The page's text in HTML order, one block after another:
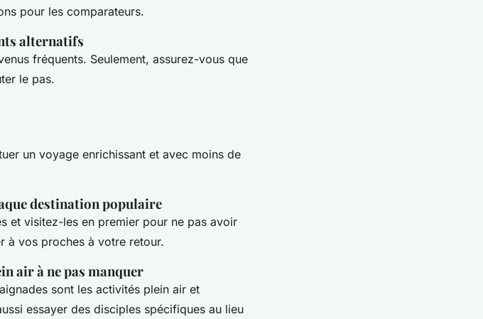
pour les comparateurs.
alternatifs
fréquents. Seulement, assurez-vous que
le pas.
un voyage enrichissant et avec moins de
destination populaire
et visitez-les en premier pour ne pas avoir
à vos proches à votre retour.
air à ne pas manquer
sont les activités plein air et
essayer des disciples spécifiques au lieu